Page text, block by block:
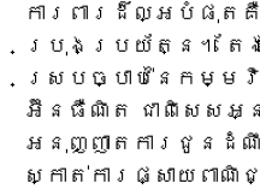
ការពារដ៏ល្អបំផុត
ប្រុងប្រយ័ត្ន។ តែង
ស្របច្បាប់នៃកម្ម
អ៊ីនធឺណិត ជាពិសេសអ្ន
អនុញ្ញាតការជូន
ស្កាត់ការផ្សាយពា